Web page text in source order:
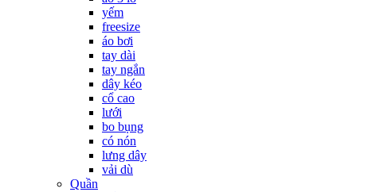
yếm
freesize
áo bơi
tay dài
tay ngắn
dây kéo
cổ cao
lưới
bo bụng
có nón
lưng dây
vải dù
Quần